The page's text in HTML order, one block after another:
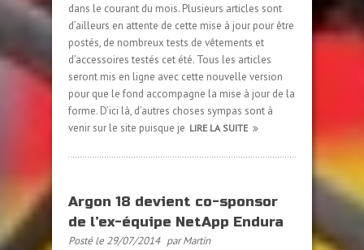
dans le courant du mois. Plusieurs articles sont
d’ailleurs en attente de cette mise à jour pour être
postés, de nombreux tests de vêtements et
d’accessoires testés cet été. Tous les articles
seront mis en ligne avec cette nouvelle version
pour que le fond accompagne la mise à jour de la
forme. D’ici là, d’autres choses sympas sont à
venir sur le site puisque je LIRE LA SUITE
Argon 18 devient co-sponsor
de l’ex-équipe NetApp Endura
Posté le 29/07/2014 par Martin